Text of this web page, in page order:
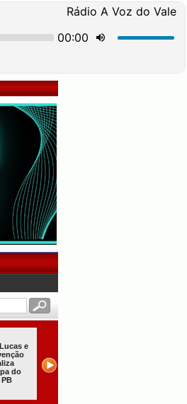
Presidente do TRE-
PB garante eleições
de 2026 com
“tranquilidade,